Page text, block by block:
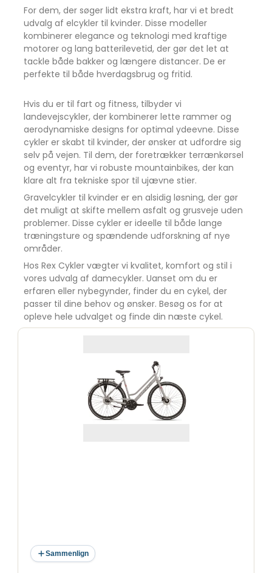
For dem, der søger lidt ekstra kraft, har vi et bredt
udvalg af elcykler til kvinder. Disse modeller
kombinerer elegance og teknologi med kraftige
motorer og lang batterilevetid, der gør det let at
tackle både bakker og længere distancer. De er
perfekte til både hverdagsbrug og fritid.
Hvis du er til fart og fitness, tilbyder vi
landevejscykler, der kombinerer lette rammer og
aerodynamiske designs for optimal ydeevne. Disse
cykler er skabt til kvinder, der ønsker at udfordre sig
selv på vejen. Til dem, der foretrækker terrænkørsel
og eventyr, har vi robuste mountainbikes, der kan
klare alt fra tekniske spor til ujævne stier.
Gravelcykler til kvinder er en alsidig løsning, der gør
det muligt at skifte mellem asfalt og grusveje uden
problemer. Disse cykler er ideelle til både lange
træningsture og spændende udforskning af nye
områder.
Hos Rex Cykler vægter vi kvalitet, komfort og stil i
vores udvalg af damecykler. Uanset om du er
erfaren eller nybegynder, finder du en cykel, der
passer til dine behov og ønsker. Besøg os for at
opleve hele udvalget og finde din næste cykel.
Sammenlign